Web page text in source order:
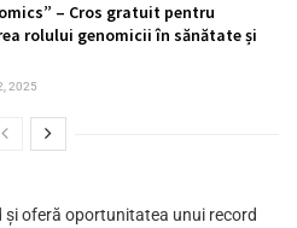
– Cros gratuit pentru
rolului genomicii în sănătate și
2025
şi oferă oportunitatea unui record